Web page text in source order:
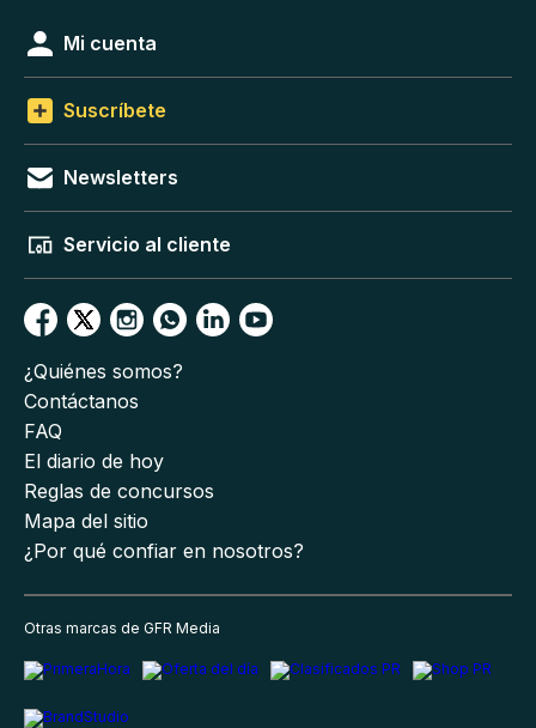
Mi cuenta
Suscríbete
Newsletters
Servicio al cliente
¿Quiénes somos?
Contáctanos
FAQ
El diario de hoy
Reglas de concursos
Mapa del sitio
¿Por qué confiar en nosotros?
Otras marcas de GFR Media